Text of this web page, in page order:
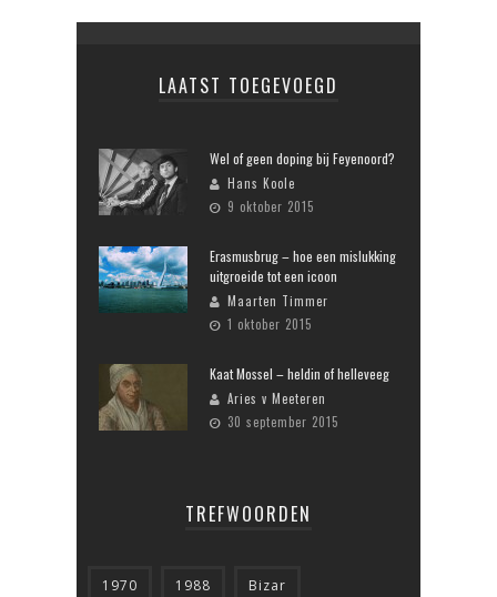
LAATST TOEGEVOEGD
Wel of geen doping bij Feyenoord?
Hans Koole
9 oktober 2015
Erasmusbrug – hoe een mislukking
uitgroeide tot een icoon
Maarten Timmer
1 oktober 2015
Kaat Mossel – heldin of helleveeg
Aries v Meeteren
30 september 2015
TREFWOORDEN
1970 1988 Bizar